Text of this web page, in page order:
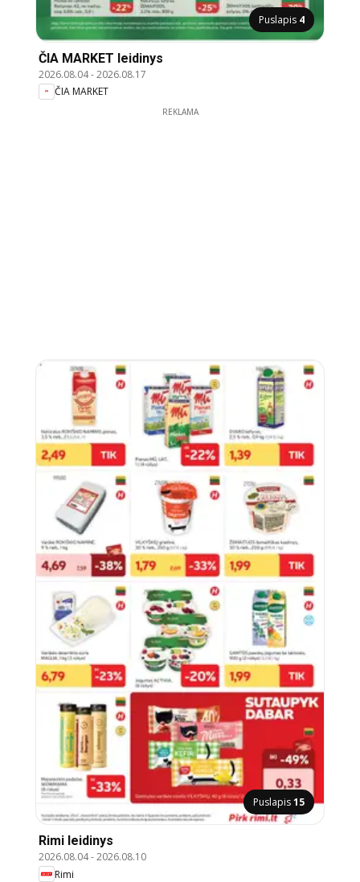
Puslapis 4
ČIA MARKET leidinys
2026.08.04-2026.08.17
ČIA MARKET
REKLAMA
Puslapis15
Rimi leidinys
2026.08.04-2026.08.10
Rimi